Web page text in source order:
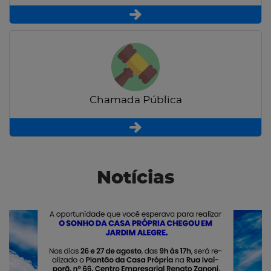
Chamada Pública
Notícias